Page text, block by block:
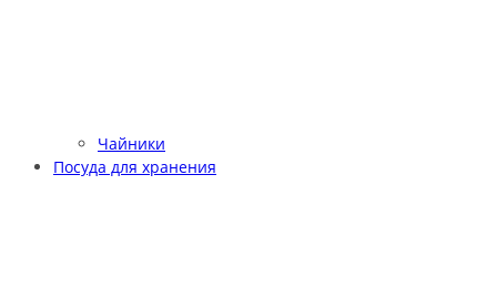
Чайники
Посуда для хранения